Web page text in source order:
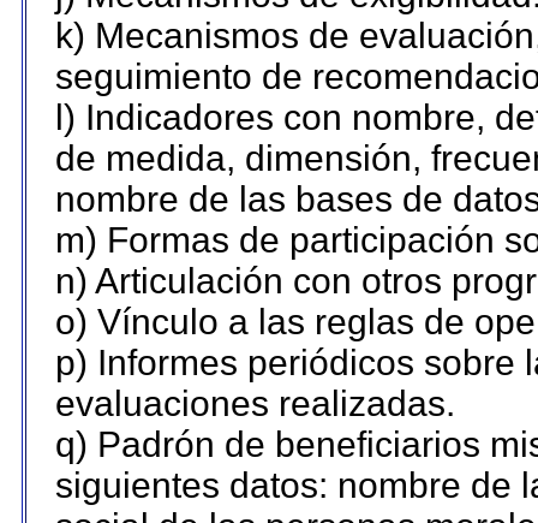
k) Mecanismos de
seguimiento de
l) Indicadores con nombre,
de medida, dimensión,
nombre de las bases de
m) Formas de participación
n) Articulación con otros
o) Vínculo a las reglas de
p) Informes periódicos sobre
evaluaciones realizadas.
q) Padrón de beneficiarios
siguientes datos: nombre de